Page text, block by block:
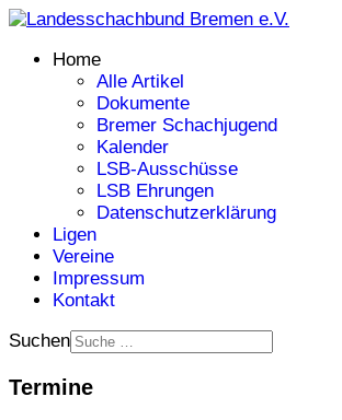
Home
Alle Artikel
Dokumente
Bremer Schachjugend
Kalender
LSB-Ausschüsse
LSB Ehrungen
Datenschutzerklärung
Ligen
Vereine
Impressum
Kontakt
Suchen
Termine